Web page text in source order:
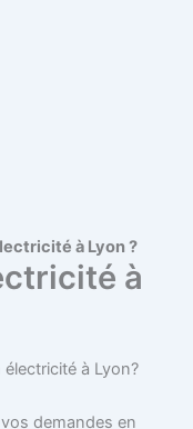
à Lyon ?
à
électricité à Lyon?
demandes en